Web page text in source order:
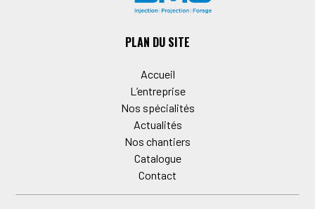
PLAN DU SITE
Accueil
L’entreprise
Nos spécialités
Actualités
Nos chantiers
Catalogue
Contact